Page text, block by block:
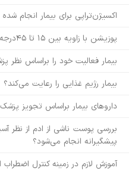
اکسیژن‌تراپی برای بیمار انجام
پوزیشن با زاویه بین ۱۵ تا ۴۵درجه به بیمار داده شده است؟
بیمار فعالیت خود را براساس نظر
بیمار رژیم غذایی را رعایت می‌کند؟
داروهای بیمار براساس تجویز
بررسی پوست ناشی از ادم از نظر
پیشگیرانه انجام می‌شود؟
آموزش لازم در زمینه کنترل